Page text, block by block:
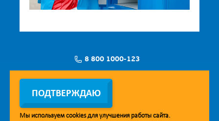
8 800 1000-123
Заявка на установку
ПОДТВЕРЖДАЮ
Мы используем cookiesдля улучшения работы сайта.